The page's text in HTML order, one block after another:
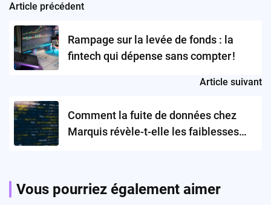
Post
navigation
Article précédent
Rampage sur la levée de fonds : la
fintech qui dépense sans compter !
Article suivant
Comment la fuite de données chez
Marquis révèle-t-elle les faiblesses
Vous pourriez également aimer